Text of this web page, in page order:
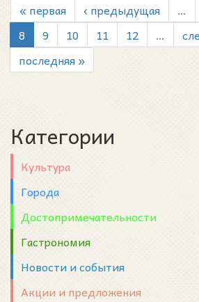
« первая ‹ предыдущая …
8
9 10 11 12 …
последняя »
Категории
Культура
Города
Достопримечательности
Гастрономия
Новости и события
Акции и предложения